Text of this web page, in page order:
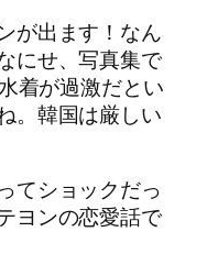
が出ます！なん
にせ、写真集で
着が過激だとい
。韓国は厳しい
てショックだっ
ヨンの恋愛話で